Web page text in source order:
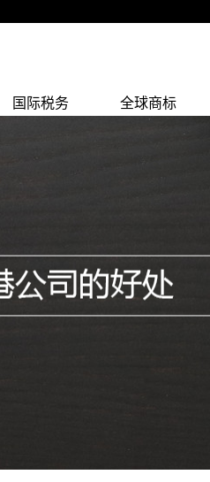
国际税务 全球商标